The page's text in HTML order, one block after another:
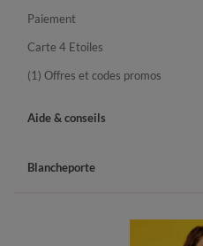
Paiement
Carte 4 Etoiles
(1) Offres et codes promos
Aide & conseils
Blancheporte